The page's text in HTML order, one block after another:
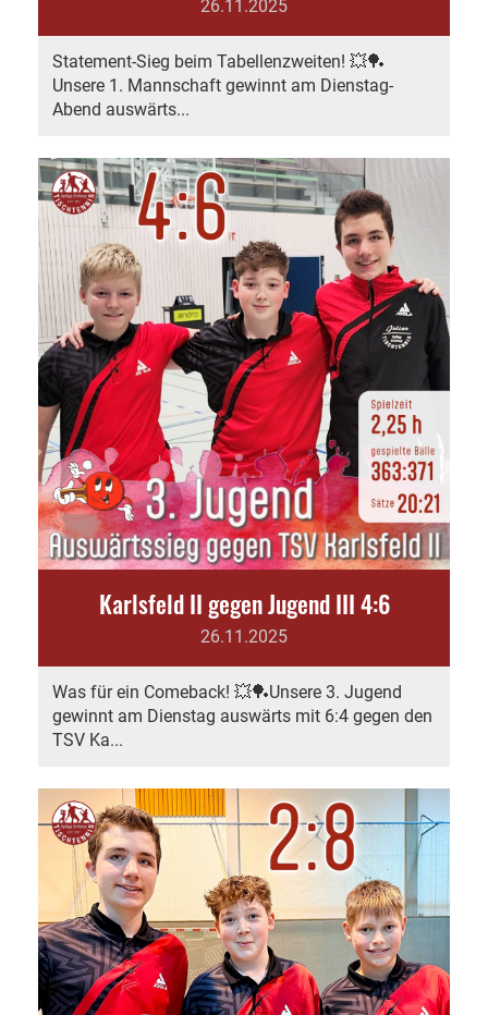
26.11.2025
Statement-Sieg beim Tabellenzweiten! 💥🏓
Unsere 1. Mannschaft gewinnt am Dienstag-
Abend auswärts...
Karlsfeld II gegen Jugend III 4:6
26.11.2025
Was für ein Comeback! 💥🏓Unsere 3. Jugend
gewinnt am Dienstag auswärts mit 6:4 gegen den
TSV Ka...